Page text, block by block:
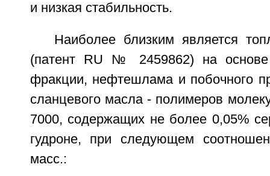
и низкая стабильность.
Наиболее близким является
(патент RU № 2459862) на
фракции, нефтешлама и побочного
сланцевого масла - полимеров
7000, содержащих не более 0,05%
гудроне, при следующем
масс.: